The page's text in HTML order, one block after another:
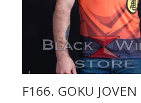
F166. GOKU JOVEN